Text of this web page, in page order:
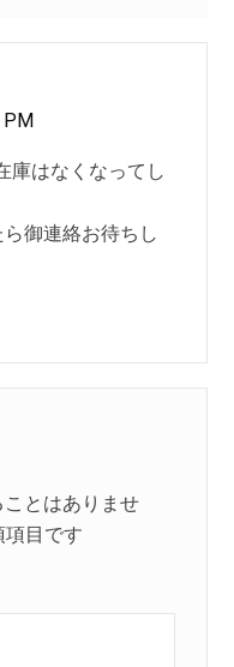
PM
庫はなくなってし
御連絡お待ちし
とはありませ
項目です